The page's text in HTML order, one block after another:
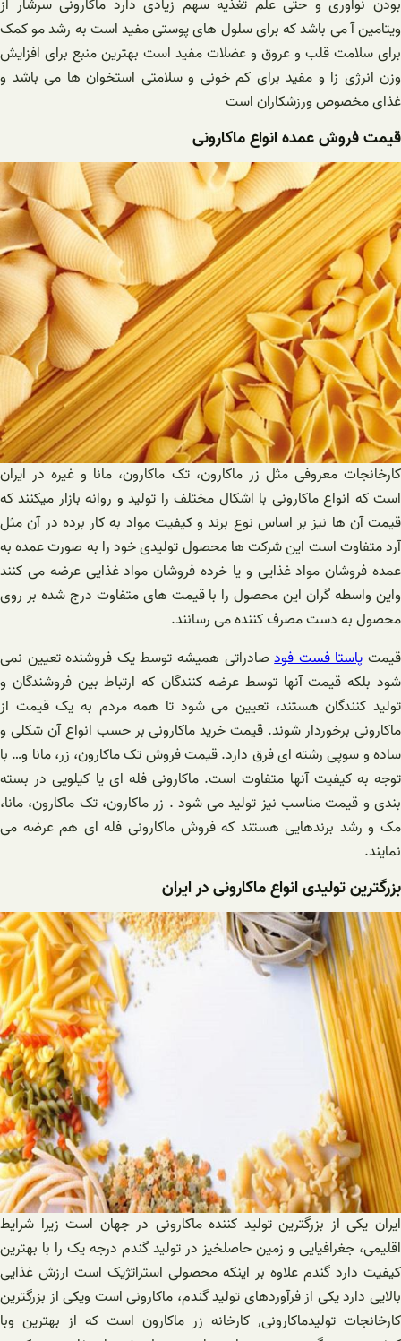
بودن نوآوری و حتی علم تغذیه سهم زیادی دارد ماکارونی سرشار از
ویتامین آ می باشد که برای سلول های پوستی مفید است به رشد مو کمک
برای سلامت قلب و عروق و عضلات مفید است بهترین منبع برای افزایش
وزن انرژی زا و مفید برای کم خونی و سلامتی استخوان ها می باشد و
غذای مخصوص ورزشکاران است‌
قیمت فروش عمده انواع ماکارونی
کارخانجات معروفی مثل زر ماکارون، تک ماکارون، مانا و غیره در ایران
است که انواع ماکارونی با اشکال مختلف را تولید و روانه بازار میکنند که
قیمت آن ها نیز بر اساس نوع برند و کیفیت مواد به کار برده در آن مثل
آرد متفاوت است این شرکت ها محصول تولیدی خود را به صورت عمده به
عمده فروشان مواد غذایی و یا خرده فروشان مواد غذایی عرضه می کنند
واین واسطه گران این محصول را با قیمت های متفاوت درج شده بر روی
محصول به دست مصرف کننده می رسانند.
قیمت پاستا فست فودصادراتی همیشه توسط یک فروشنده تعیین نمی
شود بلکه قیمت آنها توسط عرضه کنندگان که ارتباط بین فروشندگان و
تولید کنندگان هستند، تعیین می شود تا همه مردم به یک قیمت از
ماکارونی برخوردار شوند. قیمت خرید ماکارونی بر حسب انواع آن شکلی و
ساده و سوپی رشته ای فرق دارد. قیمت فروش تک ماکارون، زر، مانا و… با
توجه به کیفیت آنها متفاوت است. ماکارونی فله ای یا کیلویی در بسته
بندی و قیمت مناسب نیز تولید می شود . زر ماکارون، تک ماکارون، مانا،
مک و رشد برندهایی هستند که فروش ماکارونی فله ای هم عرضه می
نمایند.
بزرگترین تولیدی انواع ماکارونی در ایران
ایران یکی از بزرگترین تولید کننده ماکارونی در جهان است زیرا شرایط
اقلیمی، جغرافیایی و زمین حاصلخیز در تولید گندم درجه یک را با بهترین
کیفیت دارد گندم علاوه بر اینکه محصولی استراتژیک است ارزش غذایی
بالایی دارد یکی از فرآوردهای تولید گندم، ماکارونی است ویکی از بزرگترین
کارخانجات تولیدماکارونی٬ کارخانه زر ماکارون است که از بهترین وبا